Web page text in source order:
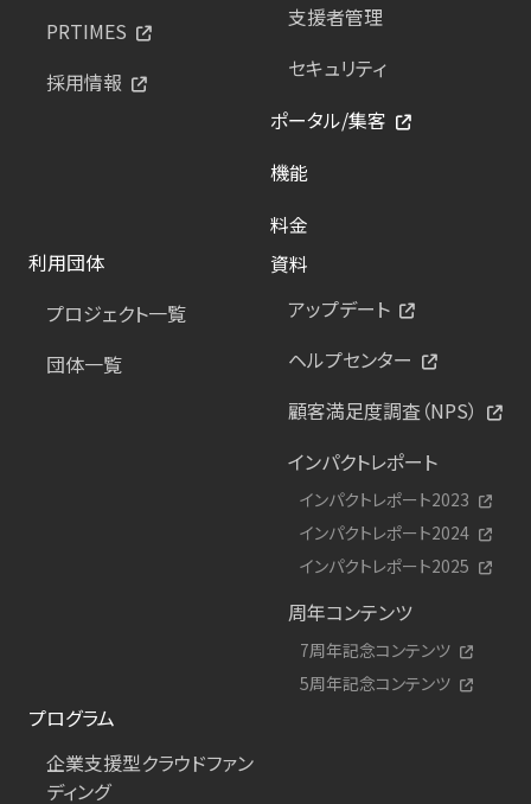
PRTIMES
採用情報
支援者管理
セキュリティ
ポータル/集客
機能
料金
利用団体
プロジェクト一覧
団体一覧
資料
アップデート
ヘルプセンター
顧客満足度調査（NPS）
インパクトレポート
インパクトレポート2023
インパクトレポート2024
インパクトレポート2025
周年コンテンツ
7周年記念コンテンツ
5周年記念コンテンツ
プログラム
企業支援型クラウドファン
ディング